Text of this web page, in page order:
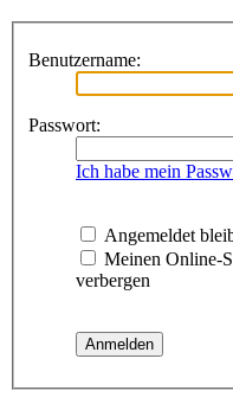
Benutzername:
Passwort:
Ich habe mein
Angemeldet
Meinen Online-
verbergen